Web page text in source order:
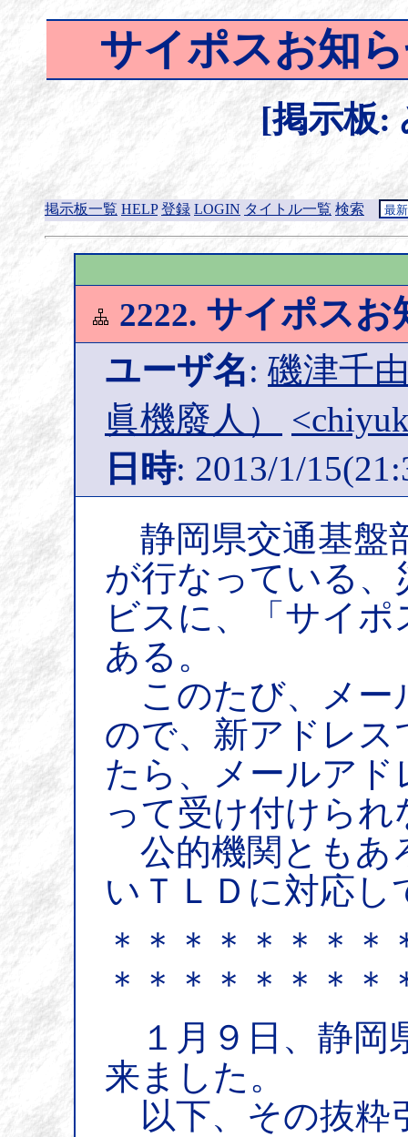
サイポスお知
[掲示板:
掲示板一覧 HELP 登録 LOGIN タイトル一覧 検索
2222. サイポスお
ユーザ名: 磯津千
眞機廢人）
日時: 2013/1/
静岡県交通基盤
が行なっている、
ビスに、「サイ
ある。
このたび、メー
ので、新アドレ
たら、メールア
って受け付けられ
公的機関ともあ
いＴＬＤに対応
＊＊＊＊＊＊＊
＊＊＊＊＊＊＊＊
１月９日、静岡
来ました。
以下、その抜粋